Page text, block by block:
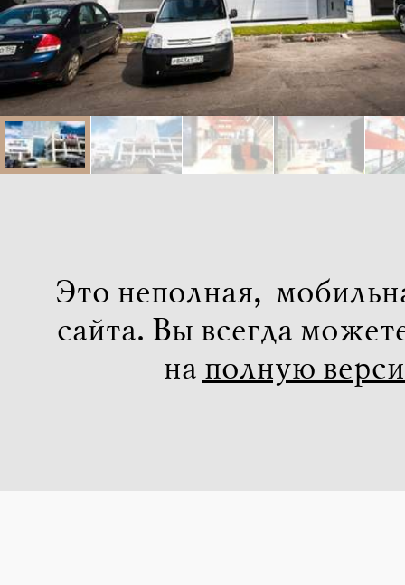
Это неполная,
сайта. Вы всегда
на полную